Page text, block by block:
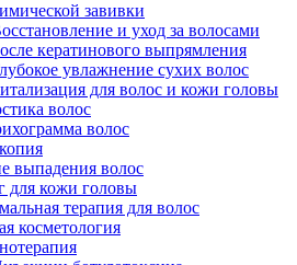
завивки
и уход за волосами
кератинового выпрямления
увлажнение сухих волос
для волос и кожи головы
волос
волос
выпадения волос
для кожи головы
терапия для волос
косметология